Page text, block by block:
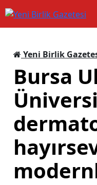
Yeni Birlik
Bursa